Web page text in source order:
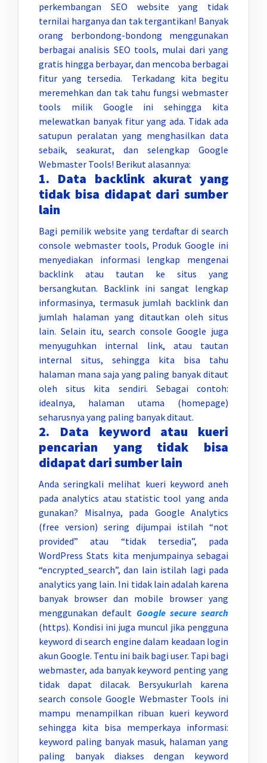
perkembangan SEO website yang tidak
ternilai harganya dan tak tergantikan! Banyak
orang berbondong-bondong menggunakan
berbagai analisis SEO tools, mulai dari yang
gratis hingga berbayar, dan mencoba berbagai
fitur yang tersedia. Terkadang kita begitu
meremehkan dan tak tahu fungsi webmaster
tools milik Google ini sehingga kita
melewatkan banyak fitur yang ada. Tidak ada
satupun peralatan yang menghasilkan data
sebaik, seakurat, dan selengkap Google
Webmaster Tools! Berikut alasannya:
1. Data backlink akurat yang
tidak bisa didapat dari sumber
lain
Bagi pemilik website yang terdaftar di search
console webmaster tools, Produk Google ini
menyediakan informasi lengkap mengenai
backlink atau tautan ke situs yang
bersangkutan. Backlink ini sangat lengkap
informasinya, termasuk jumlah backlink dan
jumlah halaman yang ditautkan oleh situs
lain. Selain itu, search console Google juga
menyuguhkan internal link, atau tautan
internal situs, sehingga kita bisa tahu
halaman mana saja yang paling banyak ditaut
oleh situs kita sendiri. Sebagai contoh:
idealnya, halaman utama (homepage)
seharusnya yang paling banyak ditaut.
2. Data keyword atau kueri
pencarian yang tidak bisa
didapat dari sumber lain
Anda seringkali melihat kueri keyword aneh
pada analytics atau statistic tool yang anda
gunakan? Misalnya, pada Google Analytics
(free version) sering dijumpai istilah “not
provided” atau “tidak tersedia”, pada
WordPress Stats kita menjumpainya sebagai
“encrypted_search”, dan lain istilah lagi pada
analytics yang lain. Ini tidak lain adalah karena
banyak browser dan mobile browser yang
menggunakan default Google secure search
(https). Kondisi ini juga muncul jika pengguna
keyword di search engine dalam keadaan login
akun Google. Tentu ini baik bagi user. Tapi bagi
webmaster, ada banyak keyword penting yang
tidak dapat dilacak. Bersyukurlah karena
search console Google Webmaster Tools ini
mampu menampilkan ribuan kueri keyword
sehingga kita bisa memperkaya informasi:
keyword paling banyak masuk, halaman yang
paling banyak diakses dengan keyword